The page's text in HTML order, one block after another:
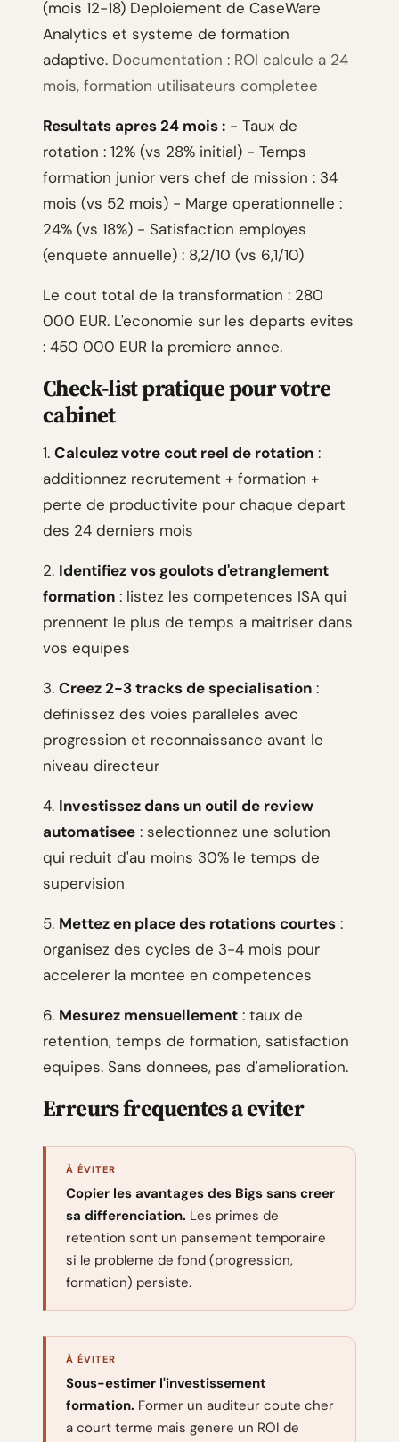
(mois 12-18) Deploiement de CaseWare
Analytics et systeme de formation
adaptive. Documentation : ROI calcule a 24
mois, formation utilisateurs completee
Resultats apres 24 mois : - Taux de
rotation : 12% (vs 28% initial) - Temps
formation junior vers chef de mission : 34
mois (vs 52 mois) - Marge operationnelle :
24% (vs 18%) - Satisfaction employes
(enquete annuelle) : 8,2/10 (vs 6,1/10)
Le cout total de la transformation : 280
000 EUR. L'economie sur les departs evites
: 450 000 EUR la premiere annee.
Check-list pratique pour votre
cabinet
1. Calculez votre cout reel de rotation :
additionnez recrutement + formation +
perte de productivite pour chaque depart
des 24 derniers mois
2. Identifiez vos goulots d'etranglement
formation : listez les competences ISA qui
prennent le plus de temps a maitriser dans
vos equipes
3. Creez 2-3 tracks de specialisation :
definissez des voies paralleles avec
progression et reconnaissance avant le
niveau directeur
4. Investissez dans un outil de review
automatisee : selectionnez une solution
qui reduit d'au moins 30% le temps de
supervision
5. Mettez en place des rotations courtes :
organisez des cycles de 3-4 mois pour
accelerer la montee en competences
6. Mesurez mensuellement : taux de
retention, temps de formation, satisfaction
equipes. Sans donnees, pas d'amelioration.
Erreurs frequentes a eviter
À ÉVITER
Copier les avantages des Bigs sans creer
sa differenciation. Les primes de
retention sont un pansement temporaire
si le probleme de fond (progression,
formation) persiste.
À ÉVITER
Sous-estimer l'investissement
formation. Former un auditeur coute cher
a court terme mais genere un ROI de